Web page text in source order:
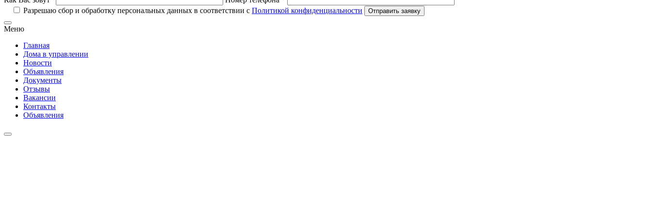
Разрешаю сбор и обработку персональных данных в соответствии с Политикой конфиденциальности Отправить заявку
Меню
Главная
Дома в управлении
Новости
Объявления
Документы
Отзывы
Вакансии
Контакты
Объявления